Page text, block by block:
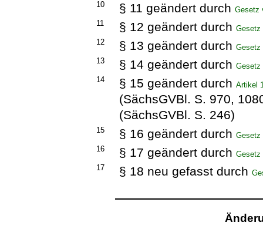
10
§ 11 geändert durchGesetz
11
§ 12 geändert durchGesetz
12
§ 13 geändert durchGesetz
13
§ 14 geändert durchGesetz
14
§ 15 geändert durchArtikel
(SächsGVBl. S. 970,
(SächsGVBl. S. 246)
15 § 16 geändert durchGesetz
16
§ 17 geändert durchGesetz
17
§ 18 neu gefasst durch